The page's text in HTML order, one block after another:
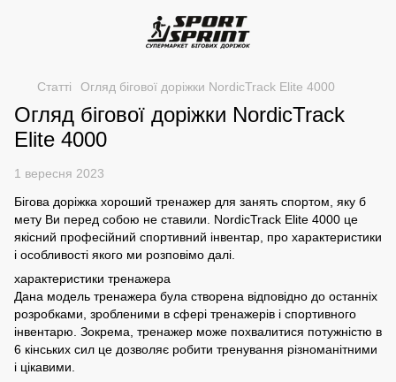
Статті Огляд бігової доріжки NordicTrack Elite 4000
Огляд бігової доріжки NordicTrack
Elite 4000
1 вересня 2023
Бігова доріжка хороший тренажер для занять спортом, яку б
мету Ви перед собою не ставили. NordicTrack Elite 4000 це
якісний професійний спортивний інвентар, про характеристики
і особливості якого ми розповімо далі.
характеристики тренажера
Дана модель тренажера була створена відповідно до останніх
розробками, зробленими в сфері тренажерів і спортивного
інвентарю. Зокрема, тренажер може похвалитися потужністю в
6 кінських сил це дозволяє робити тренування різноманітними
і цікавими.